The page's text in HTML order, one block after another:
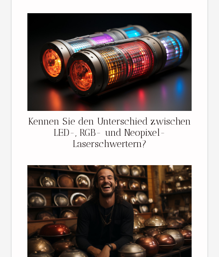
Kennen Sie den Unterschied zwischen
LED-, RGB- und Neopixel-
Laserschwertern?